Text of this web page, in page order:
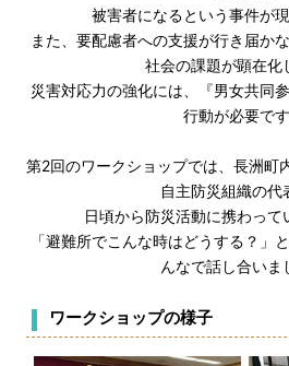
被害者になるという事件が
また、要配慮者への支援が行き届か
社会の課題が顕在化
災害対応力の強化には、『男女共同
行動が必要です
第2回のワークショップでは、長洲町
自主防災組織の代
日頃から防災活動に携わって
「避難所でこんな時はどうする？」
んなで話し合いま
ワークショップの様子